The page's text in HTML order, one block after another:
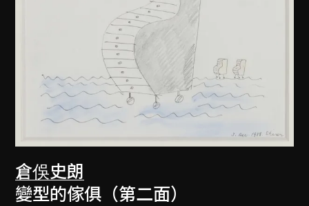
倉俁史朗
變型的傢俱（第二面）